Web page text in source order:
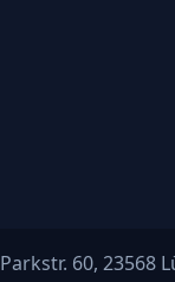
Parkstr. 60, 23568